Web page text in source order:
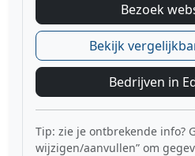
Bezoek
Bekijk
Bedrijven in
Tip: zie je ontbrekende info?
wijzigen/aanvullen” om